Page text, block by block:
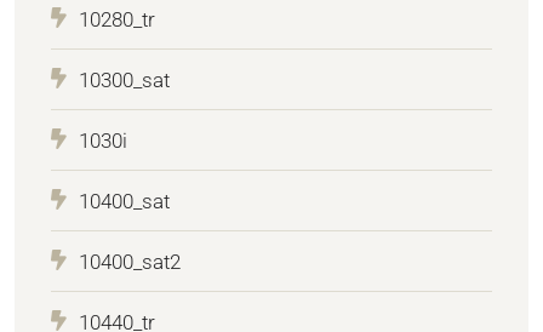
10280_tr
10300_sat
1030i
10400_sat
10400_sat2
10440_tr